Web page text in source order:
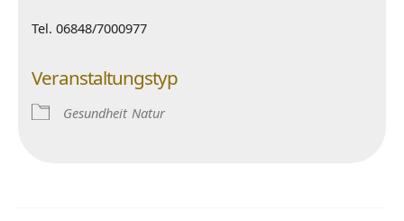
Tel. 06848/7000977
Veranstaltungstyp
Gesundheit Natur